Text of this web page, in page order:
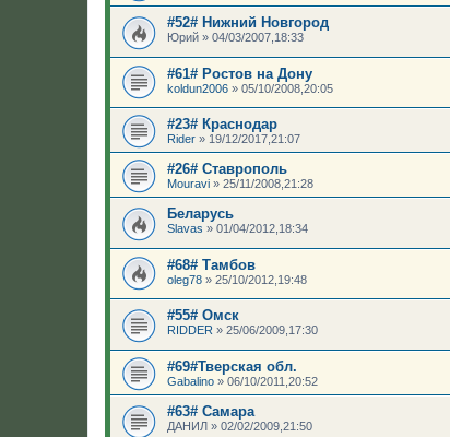
#52# Нижний Новгород
Юрий » 04/03/2007,18:33
#61# Ростов на Дону
koldun2006 » 05/10/2008,20:05
#23# Краснодар
Rider » 19/12/2017,21:07
#26# Ставрополь
Mouravi » 25/11/2008,21:28
Беларусь
Slavas » 01/04/2012,18:34
#68# Тамбов
oleg78 » 25/10/2012,19:48
#55# Омск
RIDDER » 25/06/2009,17:30
#69#Тверская обл.
Gabalino » 06/10/2011,20:52
#63# Самара
ДАНИЛ » 02/02/2009,21:50